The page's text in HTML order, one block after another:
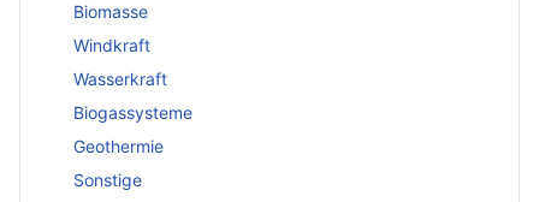
Biomasse
Windkraft
Wasserkraft
Biogassysteme
Geothermie
Sonstige